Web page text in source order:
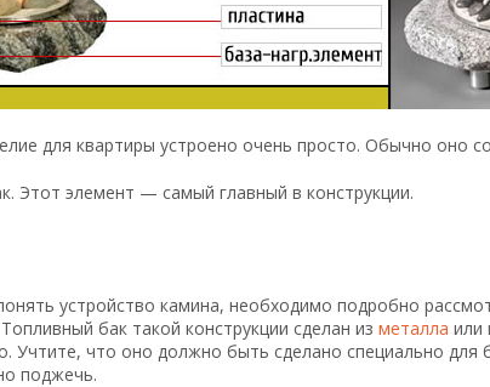
для квартиры устроено очень просто. Обычно оно
Этот элемент — самый главный в конструкции.
устройство камина, необходимо подробно
бак такой конструкции сделан из металла или
Учтите, что оно должно быть сделано специально
поджечь.